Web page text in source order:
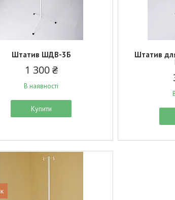
Штатив ШДВ-3Б
1 300 ₴
В наявності
Купити
Штатив